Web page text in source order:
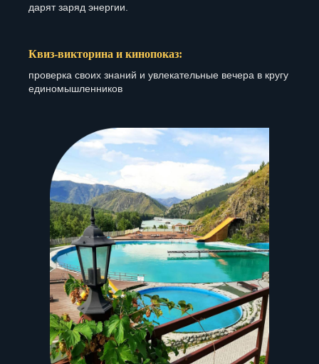
дарят заряд энергии.
Квиз-викторина и кинопоказ:
проверка своих знаний и увлекательные вечера в кругу
единомышленников